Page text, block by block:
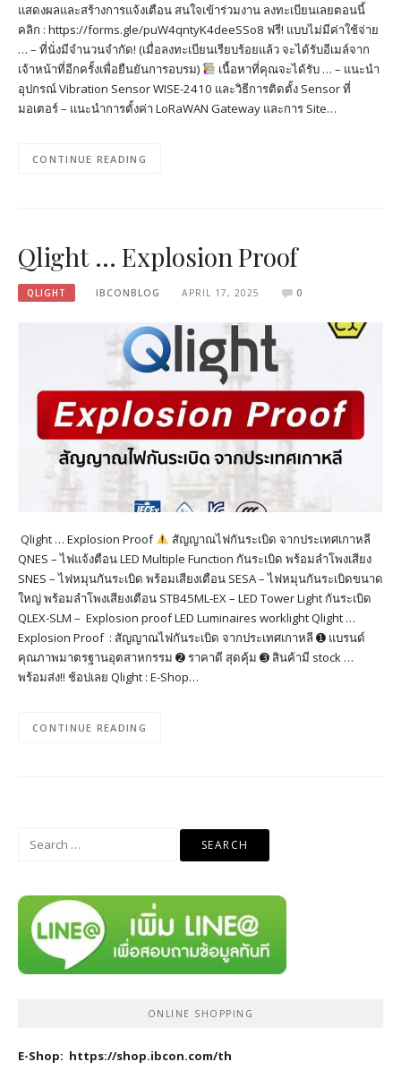
แสดงผลและสร้างการแจ้งเตือน สนใจเข้าร่วมงาน ลงทะเบียนเลยตอนนี้
คลิก : https://forms.gle/puW4qntyK4deeSSo8 ฟรี! แบบไม่มีค่าใช้จ่าย
… – ที่นั่งมีจำนวนจำกัด! (เมื่อลงทะเบียนเรียบร้อยแล้ว จะได้รับอีเมล์จาก
เจ้าหน้าที่อีกครั้งเพื่อยืนยันการอบรม)
เนื้อหาที่คุณจะได้รับ … – แนะนำ
อุปกรณ์ Vibration Sensor WISE-2410 และวิธีการติดตั้ง Sensor ที่
มอเตอร์ – แนะนำการตั้งค่า LoRaWAN Gateway และการ Site…
CONTINUE READING
Qlight … Explosion Proof
QLIGHT IBCONBLOG APRIL 17, 2025 0
Qlight … Explosion Proof
สัญญาณไฟกันระเบิด จากประเทศเกาหลี
QNES – ไฟแจ้งตือน LED Multiple Function กันระเบิด พร้อมลำโพงเสียง
SNES – ไฟหมุนกันระเบิด พร้อมเสียงเตือน SESA – ไฟหมุนกันระเบิดขนาด
ใหญ่ พร้อมลำโพงเสียงเตือน STB45ML-EX – LED Tower Light กันระเบิด
QLEX-SLM – Explosion proof LED Luminaires worklight Qlight …
Explosion Proof : สัญญาณไฟกันระเบิด จากประเทศเกาหลี ➊ แบรนด์
คุณภาพมาตรฐานอุตสาหกรรม ➋ ราคาดี สุดคุ้ม ➌ สินค้ามี stock …
พร้อมส่ง!! ช้อปเลย Qlight : E-Shop…
CONTINUE READING
Search
ONLINE SHOPPING
E-Shop: https://shop.ibcon.com/th